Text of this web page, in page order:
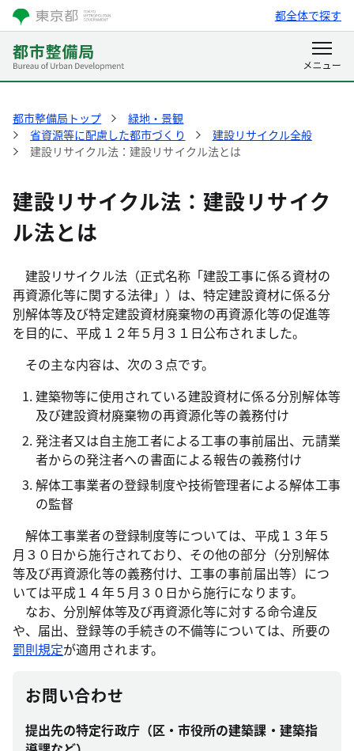
都全体で探す
都市整備局トップ
緑地・景観
省資源等に配慮した都市づくり
建設リサイクル全般
建設リサイクル法：建設リサイクル法とは
建設リサイクル法：建設リサイク
ル法とは
建設リサイクル法（正式名称「建設工事に係る資材の
再資源化等に関する法律」）は、特定建設資材に係る分
別解体等及び特定建設資材廃棄物の再資源化等の促進等
を目的に、平成１２年５月３１日公布されました。
その主な内容は、次の３点です。
建築物等に使用されている建設資材に係る分別解体等
及び建設資材廃棄物の再資源化等の義務付け
発注者又は自主施工者による工事の事前届出、元請業
者からの発注者への書面による報告の義務付け
解体工事業者の登録制度や技術管理者による解体工事
の監督
解体工事業者の登録制度等については、平成１３年５
月３０日から施行されており、その他の部分（分別解体
等及び再資源化等の義務付け、工事の事前届出等）につ
いては平成１４年５月３０日から施行になります。
なお、分別解体等及び再資源化等に対する命令違反
や、届出、登録等の手続きの不備等については、所要の
罰則規定が適用されます。
お問い合わせ
提出先の特定行政庁（区・市役所の建築課・建築指